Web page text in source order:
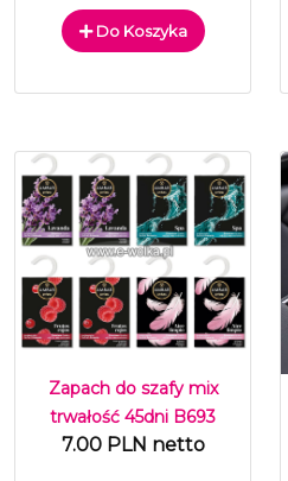
Do Koszyka
Zapach do szafy mix
trwałość 45dni B693
7.00 PLN netto